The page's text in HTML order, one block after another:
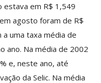
estava em R$ 1,549
agosto foram de R$
uma taxa média de
ano. Na média de 2002
e, neste ano, até
da Selic. Na média